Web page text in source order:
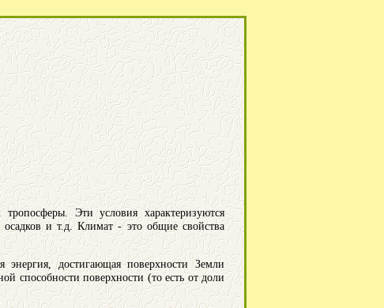
Эти условия характеризуются
и т.д. Климат - это общие свойства
энергия, достигающая поверхности Земли
способности поверхности (то есть от доли